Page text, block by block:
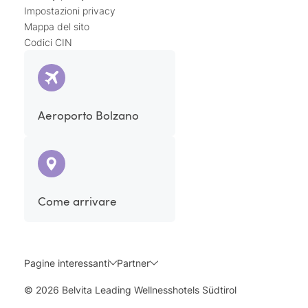
Impostazioni privacy
Mappa del sito
Codici CIN
Aeroporto Bolzano
Come arrivare
Pagine interessanti Partner
© 2026 Belvita Leading Wellnesshotels Südtirol